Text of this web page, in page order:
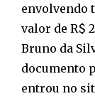
envolvendo
valor de R$
Bruno da
documento
entrou no